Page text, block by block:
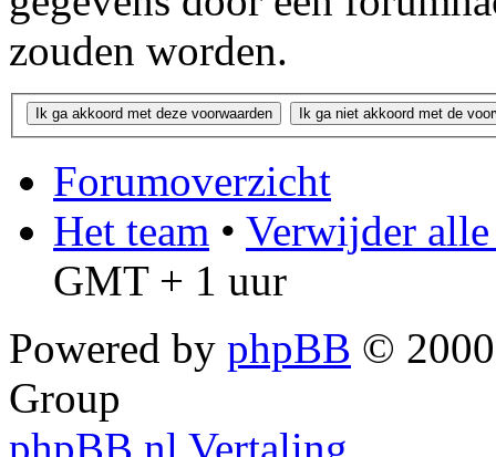
zouden worden.
Forumoverzicht
Het team • Verwijder
GMT + 1 uur
Powered by phpBB ©
Group
phpBB.nl Vertaling